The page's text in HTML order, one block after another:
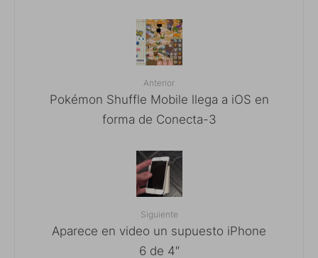
Anterior
Pokémon Shuffle Mobile llega a iOS en
forma de Conecta-3
Siguiente
Aparece en video un supuesto iPhone
6 de 4″